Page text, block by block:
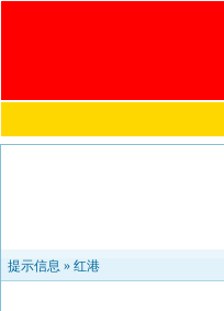
提示信息 » 红港